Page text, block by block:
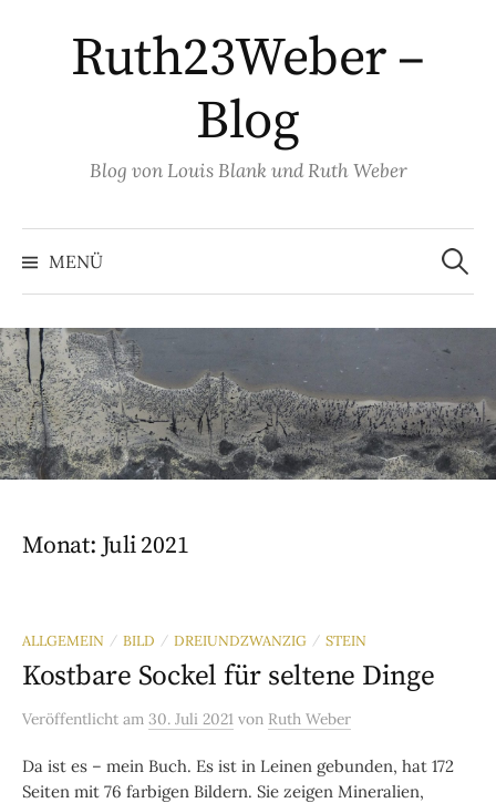
Ruth23Weber –
Blog
Blog von Louis Blank und Ruth Weber
MENÜ
Suchen
nach:
Monat: Juli 2021
ALLGEMEIN / BILD / DREIUNDZWANZIG / STEIN
Kostbare Sockel für seltene Dinge
Veröffentlicht am 30. Juli 2021 von Ruth Weber
Da ist es – mein Buch. Es ist in Leinen gebunden, hat 172
Seiten mit 76 farbigen Bildern. Sie zeigen Mineralien,